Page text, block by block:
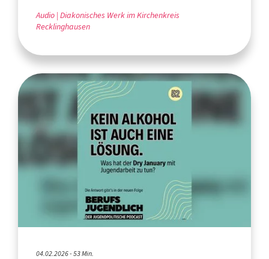
Audio Diakonisches Werk im Kirchenkreis
Recklinghausen
04.02.2026 - 53 Min.